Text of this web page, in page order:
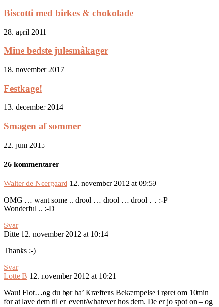
Biscotti med birkes & chokolade
28. april 2011
Mine bedste julesmåkager
18. november 2017
Festkage!
13. december 2014
Smagen af sommer
22. juni 2013
26 kommentarer
Walter de Neergaard 12. november 2012 at 09:59
OMG … want some .. drool … drool … drool … :-P
Wonderful .. :-D
Svar
Ditte 12. november 2012 at 10:14
Thanks :-)
Svar
Lotte B 12. november 2012 at 10:21
Wau! Flot…og du bør ha’ Kræftens Bekæmpelse i røret om 10min
for at lave dem til en event/whatever hos dem. De er jo spot on – og